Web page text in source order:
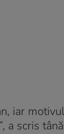
iar
a scris